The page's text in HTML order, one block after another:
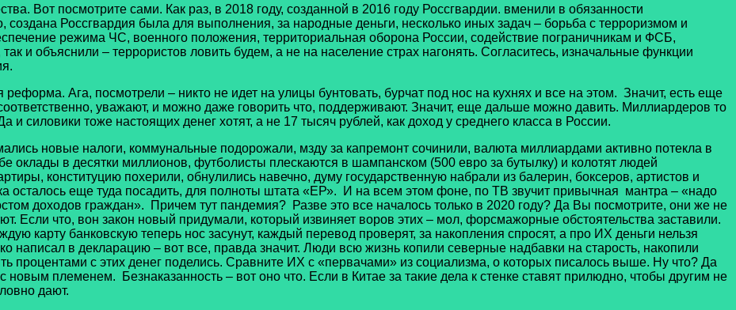
посмотрите сами. Как раз, в 2018 году, созданной в 2016 году Россгвардии. вменили в обязанности
Россгвардия была для выполнения, за народные деньги, несколько иных задач – борьба с терроризмом и
режима ЧС, военного положения, территориальная оборона России, содействие пограничникам и ФСБ,
и объяснили – террористов ловить будем, а не на население страх нагонять. Согласитесь, изначальные функции
Ага, посмотрели – никто не идет на улицы бунтовать, бурчат под нос на кухнях и все на этом. Значит, есть еще
уважают, и можно даже говорить что, поддерживают. Значит, еще дальше можно давить. Миллиардеров то
и силовики тоже настоящих денег хотят, а не 17 тысяч рублей, как доход у среднего класса в России.
новые налоги, коммунальные подорожали, мзду за капремонт сочинили, валюта миллиардами активно потекла в
оклады в десятки миллионов, футболисты плескаются в шампанском (500 евро за бутылку) и колотят людей
конституцию похерили, обнулились навечно, думу государственную набрали из балерин, боксеров, артистов и
осталось еще туда посадить, для полноты штата «ЕР». И на всем этом фоне, по ТВ звучит привычная мантра – «надо
доходов граждан». Причем тут пандемия? Разве это все началось только в 2020 году? Да Вы посмотрите, они же не
Если что, вон закон новый придумали, который извиняет воров этих – мол, форсмажорные обстоятельства заставили.
карту банковскую теперь нос засунут, каждый перевод проверят, за накопления спросят, а про ИХ деньги нельзя
написал в декларацию – вот все, правда значит. Люди всю жизнь копили северные надбавки на старость, накопили
процентами с этих денег поделись. Сравните ИХ с «первачами» из социализма, о которых писалось выше. Ну что? Да
племенем. Безнаказанность – вот оно что. Если в Китае за такие дела к стенке ставят прилюдно, чтобы другим не
дают.